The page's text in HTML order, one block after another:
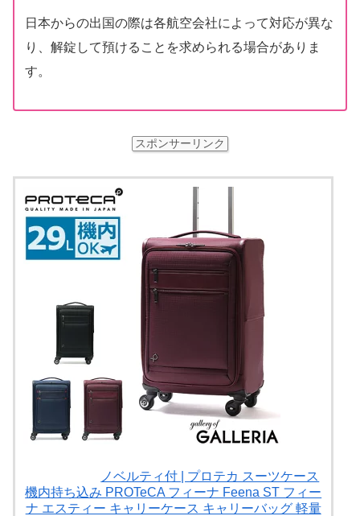
日本からの出国の際は各航空会社によって対応が異な
り、解錠して預けることを求められる場合がありま
す。
スポンサーリンク
ノベルティ付 | プロテカ スーツケース
機内持ち込み PROTeCA フィーナ Feena ST フィー
ナ エスティー キャリーケース キャリーバッグ 軽量